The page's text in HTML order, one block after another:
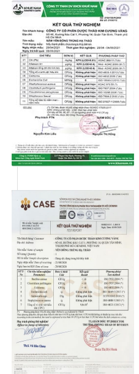
tiểu đảo tuyến tụy và từ
insulin, cải thiện cơ bản
nhân chín gây ra bệnh
huyết trong máu người
Tác dụng với tế bào da
Giúp cơ thể bài tiết các
dụng loại bỏ các sắc tố
hồng hào, chống các
cá.
Tác dụng đối với hệ thần
Làm giảm mệt mỏi, trấn
thư giãn thần kinh, làm
và làm thư giãn bắp
chứng đau đầu, mất ngủ,
gây lo âu căng thẳng sẽ có
Tác dụng trên hệ miễn
Tăng cường hoạt động
kháng siêu vi, giúp cơ
thọ. Trong điều trị viêm
tác dụng nâng cao